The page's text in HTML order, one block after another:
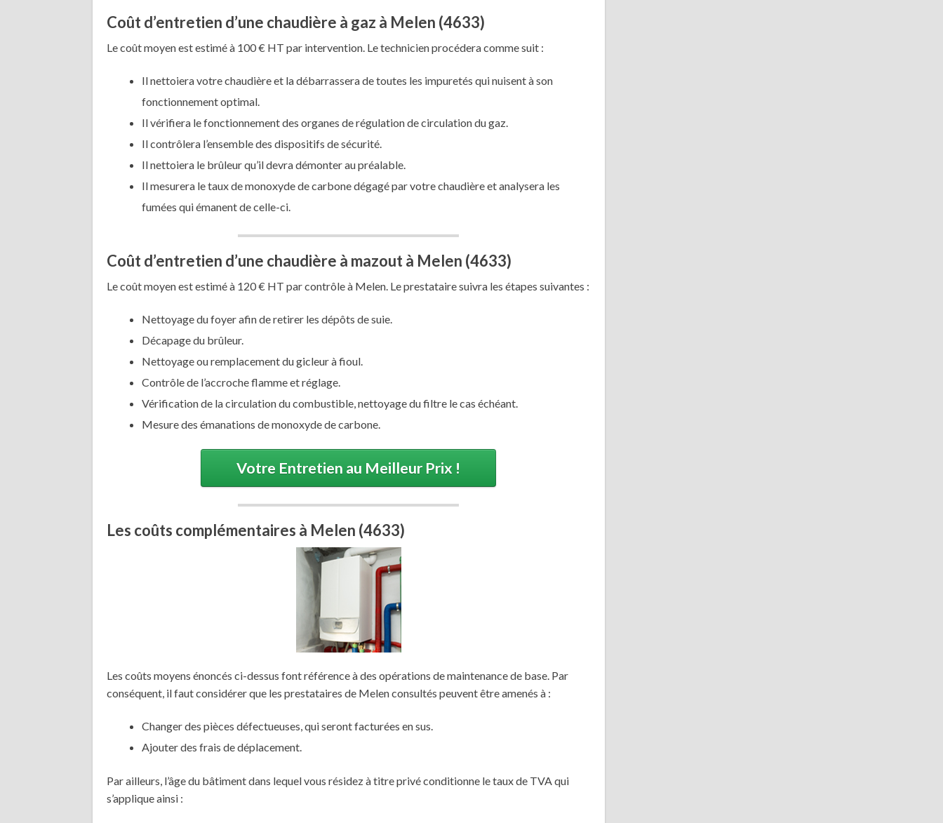
Coût d’entretien d’une chaudière à gaz à Melen (4633)
Le coût moyen est estimé à 100 € HT par intervention. Le technicien procédera comme suit :
Il nettoiera votre chaudière et la débarrassera de toutes les impuretés qui nuisent à son
fonctionnement optimal.
Il vérifiera le fonctionnement des organes de régulation de circulation du gaz.
Il contrôlera l’ensemble des dispositifs de sécurité.
Il nettoiera le brûleur qu’il devra démonter au préalable.
Il mesurera le taux de monoxyde de carbone dégagé par votre chaudière et analysera les
fumées qui émanent de celle-ci.
Coût d’entretien d’une chaudière à mazout à Melen (4633)
Le coût moyen est estimé à 120 € HT par contrôle à Melen. Le prestataire suivra les étapes suivantes :
Nettoyage du foyer afin de retirer les dépôts de suie.
Décapage du brûleur.
Nettoyage ou remplacement du gicleur à fioul.
Contrôle de l’accroche flamme et réglage.
Vérification de la circulation du combustible, nettoyage du filtre le cas échéant.
Mesure des émanations de monoxyde de carbone.
Votre Entretien au Meilleur Prix !
Les coûts complémentaires à Melen (4633)
Les coûts moyens énoncés ci-dessus font référence à des opérations de maintenance de base. Par
conséquent, il faut considérer que les prestataires de Melen consultés peuvent être amenés à :
Changer des pièces défectueuses, qui seront facturées en sus.
Ajouter des frais de déplacement.
Par ailleurs, l’âge du bâtiment dans lequel vous résidez à titre privé conditionne le taux de TVA qui
s’applique ainsi :